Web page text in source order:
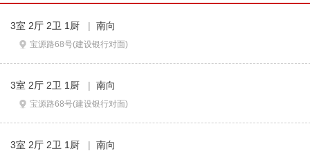
3室 2厅 2卫 1厨 | 南向
宝源路68号(建设银行对面)
3室 2厅 2卫 1厨 | 南向
宝源路68号(建设银行对面)
3室 2厅 2卫 1厨 | 南向